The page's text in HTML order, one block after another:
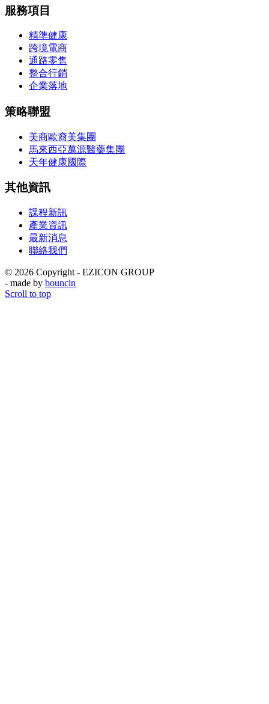
服務項目
精準健康
跨境電商
通路零售
整合行銷
企業落地
策略聯盟
美商歐裔美集團
馬來西亞萬源醫藥集團
天年健康國際
其他資訊
課程新訊
產業資訊
最新消息
聯絡我們
© 2026 Copyright - EZICON GROUP
- made by bouncin
Scroll to top